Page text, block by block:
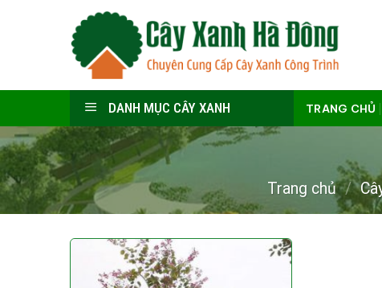
DANH MỤC CÂY XANH TRANG CHỦ
Trang chủ /